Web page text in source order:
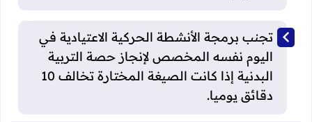
تجنب برمجة الأنشطة الحركية الاعتيادية في
اليوم نفسه المخصص لإنجاز حصة التربية
البدنية إذا كانت الصيغة المختارة تخالف 10
دقائق يوميا.